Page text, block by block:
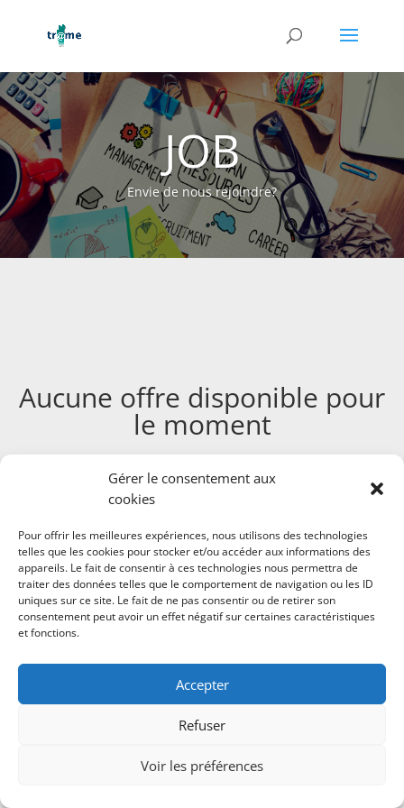
Gérer le consentement aux
cookies
Pour offrir les meilleures expériences, nous utilisons des technologies
telles que les cookies pour stocker et/ou accéder aux informations des
appareils. Le fait de consentir à ces technologies nous permettra de
traiter des données telles que le comportement de navigation ou les ID
uniques sur ce site. Le fait de ne pas consentir ou de retirer son
consentement peut avoir un effet négatif sur certaines caractéristiques
et fonctions.
Accepter
Refuser
Voir les préférences
JOB
Envie de nous rejoindre?
Aucune offre disponible pour
le moment
Propulsé parWordPresset hébergé par Infomaniak